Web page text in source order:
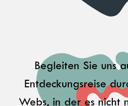
Begleiten Sie uns
Entdeckungsreise
Webs, in der es nicht